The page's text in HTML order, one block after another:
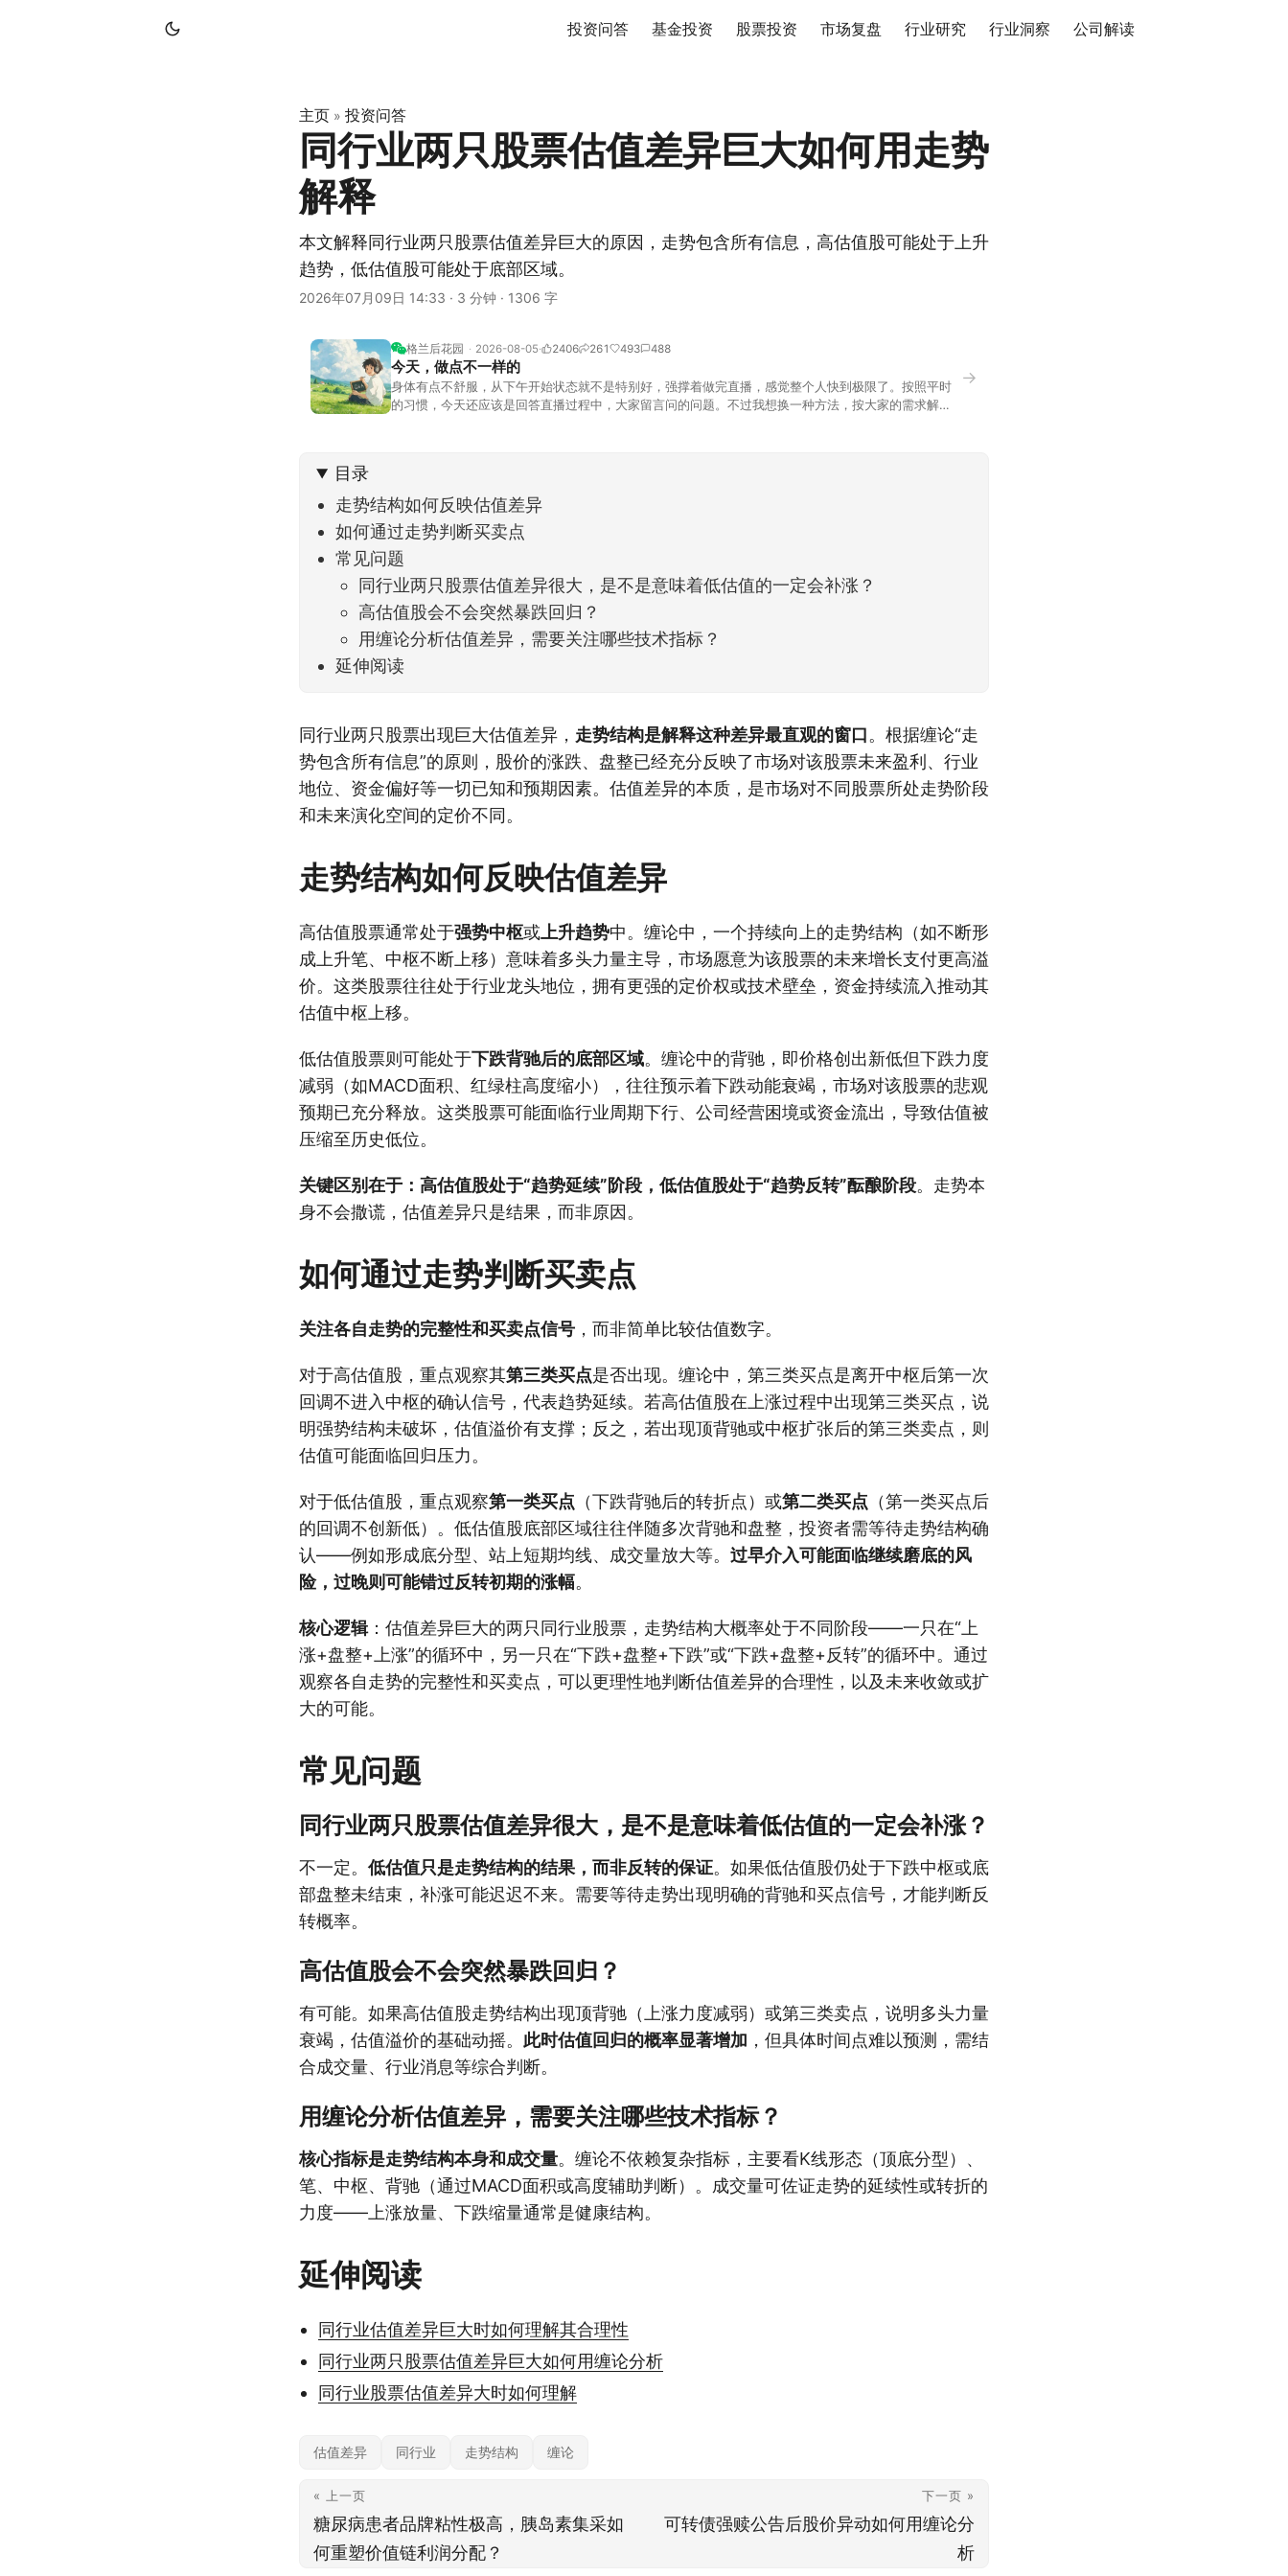
投资问答 基金投资 股票投资 市场复盘 行业研究 行业洞察 公司解读
主页 » 投资问答
同行业两只股票估值差异巨大如何用走势
解释
本文解释同行业两只股票估值差异巨大的原因，走势包含所有信息，高估值股可能处于上升
趋势，低估值股可能处于底部区域。
2026年07月09日 14:33 · 3 分钟 · 1306 字
格兰后花园 2026-08-05 2406 261 493 488
今天，做点不一样的
身体有点不舒服，从下午开始状态就不是特别好，强撑着做完直播，感觉整个人快到极限了。按照平时
的习惯，今天还应该是回答直播过程中，大家留言问的问题。不过我想换一种方法，按大家的需求解
→
目录
走势结构如何反映估值差异
如何通过走势判断买卖点
常见问题
同行业两只股票估值差异很大，是不是意味着低估值的一定会补涨？
高估值股会不会突然暴跌回归？
用缠论分析估值差异，需要关注哪些技术指标？
延伸阅读
同行业两只股票出现巨大估值差异， 走势结构是解释这种差异最直观的窗口。根据缠论“走
势包含所有信息”的原则，股价的涨跌、盘整已经充分反映了市场对该股票未来盈利、行业
地位、资金偏好等一切已知和预期因素。估值差异的本质，是市场对不同股票所处走势阶段
和未来演化空间的定价不同。
走势结构如何反映估值差异
高估值股票通常处于强势中枢或 上升趋势中。缠论中，一个持续向上的走势结构（如不断形
成上升笔、中枢不断上移）意味着多头力量主导，市场愿意为该股票的未来增长支付更高溢
价。这类股票往往处于行业龙头地位，拥有更强的定价权或技术壁垒，资金持续流入推动其
估值中枢上移。
低估值股票则可能处于下跌背驰后的底部区域。缠论中的背驰，即价格创出新低但下跌力度
减弱（如MACD面积、红绿柱高度缩小），往往预示着下跌动能衰竭，市场对该股票的悲观
预期已充分释放。这类股票可能面临行业周期下行、公司经营困境或资金流出，导致估值被
压缩至历史低位。
关键区别在于：高估值股处于“趋势延续”阶段，低估值股处于“趋势反转”酝酿阶段。走势本
身不会撒谎，估值差异只是结果，而非原因。
如何通过走势判断买卖点
关注各自走势的完整性和买卖点信号 ，而非简单比较估值数字。
对于高估值股，重点观察其第三类买点是否出现。缠论中，第三类买点是离开中枢后第一次
回调不进入中枢的确认信号，代表趋势延续。若高估值股在上涨过程中出现第三类买点，说
明强势结构未破坏，估值溢价有支撑；反之，若出现顶背驰或中枢扩张后的第三类卖点，则
估值可能面临回归压力。
对于低估值股，重点观察第一类买点 （下跌背驰后的转折点）或第二类买点 （第一类买点后
的回调不创新低）。低估值股底部区域往往伴随多次背驰和盘整，投资者需等待走势结构确
认——例如形成底分型、站上短期均线、成交量放大等。 过早介入可能面临继续磨底的风
险，过晚则可能错过反转初期的涨幅。
核心逻辑：估值差异巨大的两只同行业股票，走势结构大概率处于不同阶段——一只在“上
涨+盘整+上涨”的循环中，另一只在“下跌+盘整+下跌”或“下跌+盘整+反转”的循环中。通过
观察各自走势的完整性和买卖点，可以更理性地判断估值差异的合理性，以及未来收敛或扩
大的可能。
常见问题
同行业两只股票估值差异很大，是不是意味着低估值的一定会补涨？
不一定。 低估值只是走势结构的结果，而非反转的保证。如果低估值股仍处于下跌中枢或底
部盘整未结束，补涨可能迟迟不来。需要等待走势出现明确的背驰和买点信号，才能判断反
转概率。
高估值股会不会突然暴跌回归？
有可能。如果高估值股走势结构出现顶背驰（上涨力度减弱）或第三类卖点，说明多头力量
衰竭，估值溢价的基础动摇。 此时估值回归的概率显著增加 ，但具体时间点难以预测，需结
合成交量、行业消息等综合判断。
用缠论分析估值差异，需要关注哪些技术指标？
核心指标是走势结构本身和成交量。缠论不依赖复杂指标，主要看K线形态（顶底分型）、
笔、中枢、背驰（通过MACD面积或高度辅助判断）。成交量可佐证走势的延续性或转折的
力度——上涨放量、下跌缩量通常是健康结构。
延伸阅读
同行业估值差异巨大时如何理解其合理性
同行业两只股票估值差异巨大如何用缠论分析
同行业股票估值差异大时如何理解
估值差异 同行业 走势结构 缠论
« 上一页
糖尿病患者品牌粘性极高，胰岛素集采如
何重塑价值链利润分配？
下一页 »
可转债强赎公告后股价异动如何用缠论分
析